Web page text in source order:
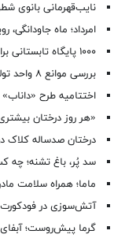
نایب‌قهرمانی بانوی
امرداد؛ ماه
۱۰۰۰ پایگاه تابستانی برای دانش‌آموزان البرزی راه اندازی شد
بررسی موانع ۸ واحد تولیدی در ستاد تسهیل البرز
اختتامیه طرح «داناب»
«هر روز درختان
درختان صدساله
سد پُر، باغ تشنه؛ چه
ماما؛ همراه سلامت
آتش‌سوزی در فودکورت
گرما پیش‌روست؛ آبفای